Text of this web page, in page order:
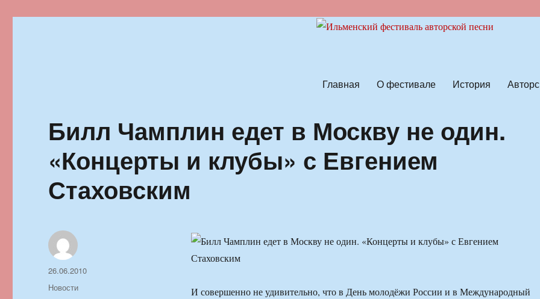
Главная О фестивале История
Билл Чамплин едет в Москву не один.
«Концерты и клубы» с Евгением
Стаховским
И совершенно не удивительно, что в День молодёжи России и в Международный
Автор
Опубликовано
26.06.2010
Рубрики
Новости